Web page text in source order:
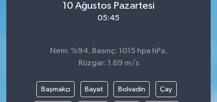
10 Ağustos Pazartesi
05:45
Nem: %94, Basınç: 1015 hpa hPa,
Rüzgar: 1.69 m/s
Başmakçı Bayat Bolvadin Çay